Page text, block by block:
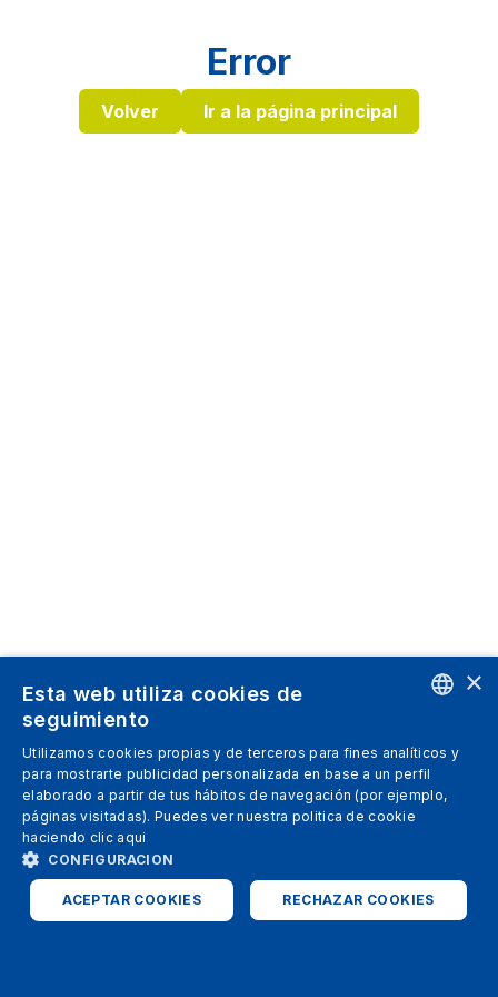
Error
Volver Ir a la página principal
SPANISH
ITALIAN
ENGLISH
×
Esta web utiliza cookies de
seguimiento
Utilizamos cookies propias y de terceros para fines analíticos y
para mostrarte publicidad personalizada en base a un perfil
elaborado a partir de tus hábitos de navegación (por ejemplo,
páginas visitadas). Puedes ver nuestra politica de cookie
haciendo clic aqui
CONFIGURACION
ACEPTAR COOKIES RECHAZAR COOKIES